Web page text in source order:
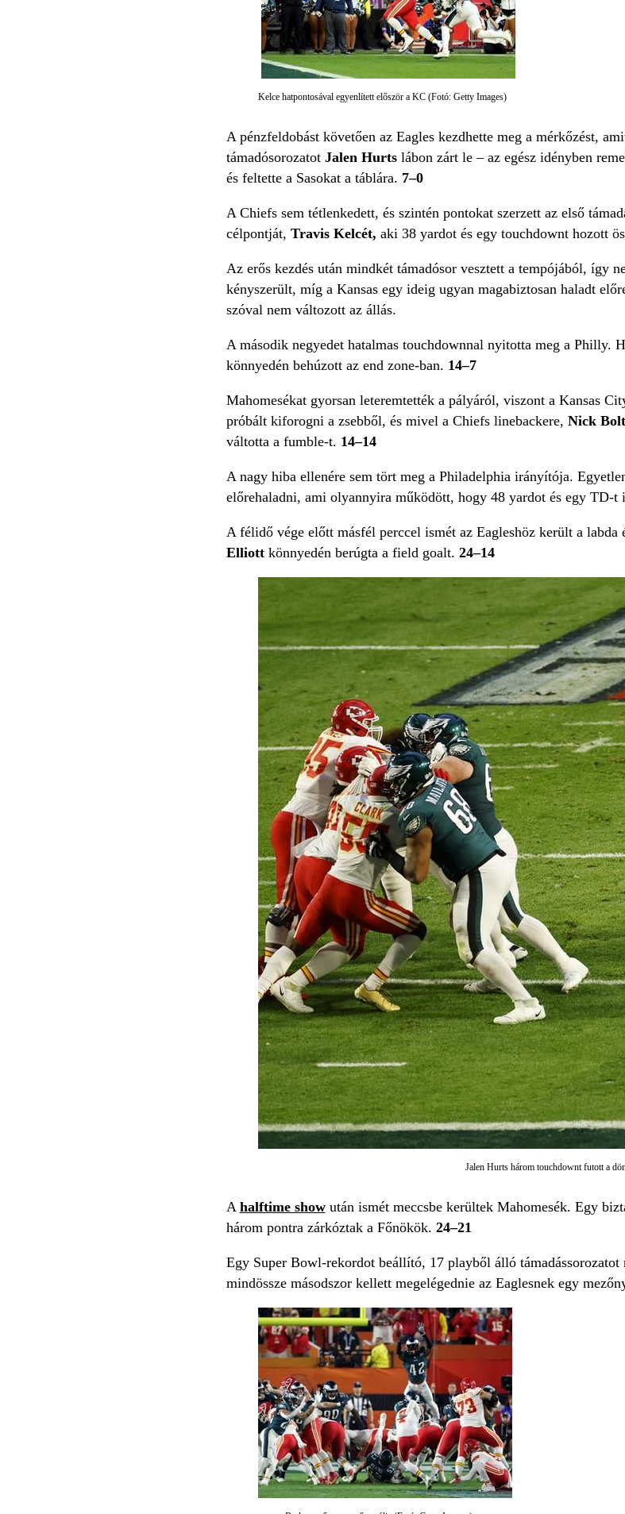
Kelce hatpontosával egyenlített először a KC (Fotó: Getty Images)
A pénzfeldobást követően az Eagles kezdhette meg a mérkőzést,
támadósorozatot Jalen Hurtslábon zárt le – az egész idényben
és feltette a Sasokat a táblára. 7–0
A Chiefs sem tétlenkedett, és szintén pontokat szerzett az első
célpontját, Travis Kelcét, aki 38 yardot és egy touchdownt hozott
Az erős kezdés után mindkét támadósor vesztett a tempójából, így
kényszerült, míg a Kansas egy ideig ugyan magabiztosan haladt
szóval nem változott az állás.
A második negyedet hatalmas touchdownnal nyitotta meg a Philly.
könnyedén behúzott az end zone-ban. 14–7
Mahomesékat gyorsan leteremtették a pályáról, viszont a Kansas
próbált kiforogni a zsebből, és mivel a Chiefs linebackere, Nick
váltotta a fumble-t. 14–14
A nagy hiba ellenére sem tört meg a Philadelphia irányítója.
előrehaladni, ami olyannyira működött, hogy 48 yardot és egy TD-t
A félidő vége előtt másfél perccel ismét az Eagleshöz került a
Elliott könnyedén berúgta a field goalt. 24–14
Jalen Hurts három touchdownt futott a
A halftime showután ismét meccsbe kerültek Mahomesék. Egy
három pontra zárkóztak a Főnökök. 24–21
Egy Super Bowl-rekordot beállító, 17 playből álló
mindössze másodszor kellett megelégednie az Eaglesnek egy